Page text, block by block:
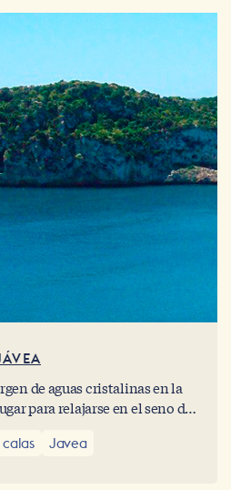
de aguas cristalinas en la
para relajarse en el seno de
calas Javea